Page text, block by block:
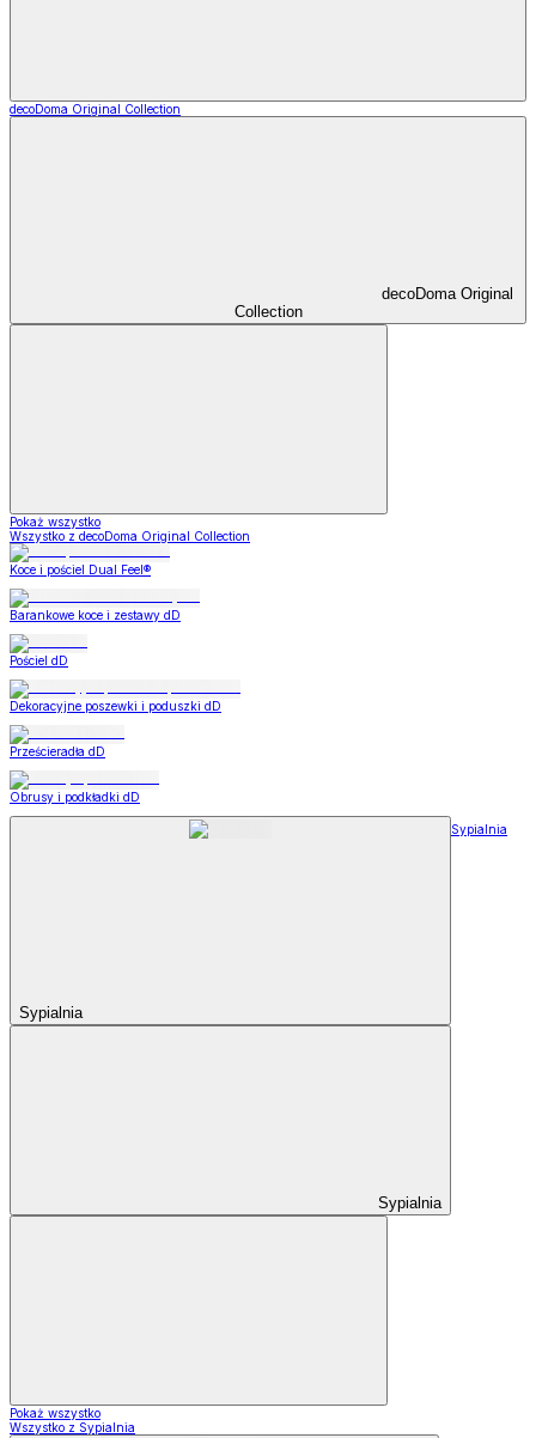
decoDoma Original Collection
decoDoma Original
Collection
Pokaż wszystko
Wszystko z decoDoma Original Collection
Koce i pościel Dual Feel®
Barankowe koce i zestawy dD
Pościel dD
Dekoracyjne poszewki i poduszki dD
Prześcieradła dD
Obrusy i podkładki dD
Sypialnia
Sypialnia
Sypialnia
Pokaż wszystko
Wszystko z Sypialnia